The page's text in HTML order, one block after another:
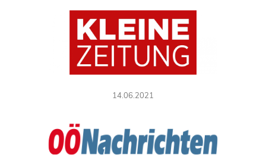
14.06.2021